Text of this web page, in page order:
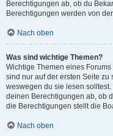
Berechtigungen ab, ob du
Berechtigungen werden von
Nach oben
Was sind wichtige Themen?
Wichtige Themen eines
sind nur auf der ersten Seite
weswegen du sie lesen
deinen Berechtigungen ab, ob
die Berechtigungen stellt die
Nach oben